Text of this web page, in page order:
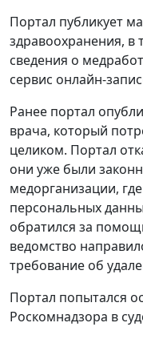
Портал публикует
здравоохранения, в
сведения о
сервис онлайн-
Ранее портал
врача, который
целиком. Портал
они уже были
медорганизации,
персональных
обратился за
ведомство
требование об
Портал попытался
Роскомнадзора в